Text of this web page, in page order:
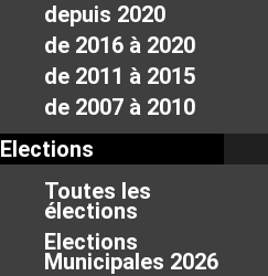
depuis 2020
de 2016 à 2020
de 2011 à 2015
de 2007 à 2010
Elections
Toutes les
élections
Elections
Municipales 2026